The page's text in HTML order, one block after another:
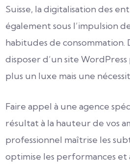
Suisse, la digitalisation des
également sous l’impulsion
habitudes de consommation.
disposer d’un site
plus un luxe mais une
Faire appel à une agence
résultat à la hauteur de vos
professionnel maîtrise les
optimise les performances et